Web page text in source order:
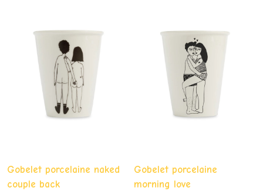
Gobelet porcelaine naked
couple back
Gobelet porcelaine
morning love